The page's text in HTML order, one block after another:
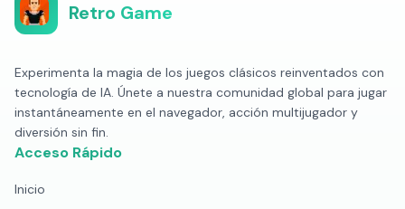
Retro Game
Experimenta la magia de los juegos clásicos reinventados con
tecnología de IA. Únete a nuestra comunidad global para jugar
instantáneamente en el navegador, acción multijugador y
diversión sin fin.
Acceso Rápido
Inicio